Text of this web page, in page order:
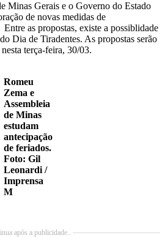
Minas Gerais e o Governo do Estado
de novas medidas de
as propostas, existe a possiblidade
Dia de Tiradentes. As propostas serão
terça-feira, 30/03.
Romeu
Zema e
Assembleia
de Minas
estudam
antecipação
de feriados.
Foto: Gil
Leonardi /
Imprensa
M
após a publicidade..